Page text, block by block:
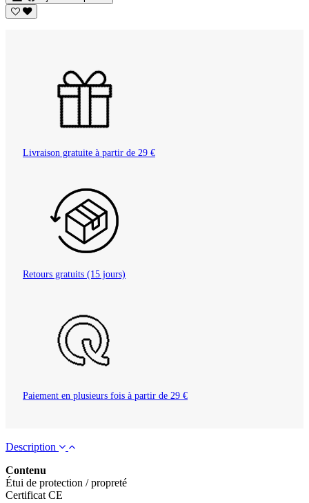
Livraison gratuite à partir de 29 €
Retours gratuits (15 jours)
Paiement en plusieurs fois à partir de 29 €
Description
Contenu
Étui de protection / propreté
Certificat CE